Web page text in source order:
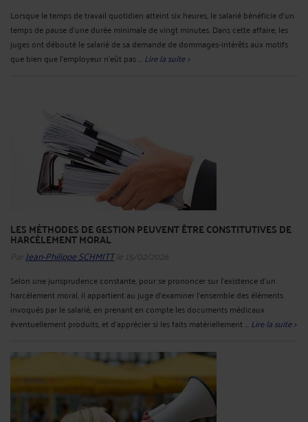
Lorsque le temps de travail quotidien atteint six heures, le salarié bénéficie d'un
temps de pause d'une durée minimale de vingt minutes. Dans cette affaire, les
juges ont débouté le salarié de sa demande de dommages-intérêts aux motifs
que bien que l'employeur n’eût pas ... Lire la suite >
LES MÉTHODES DE GESTION PEUVENT ÊTRE CONSTITUTIVES DE
HARCÈLEMENT MORAL
Par Jean-Philippe SCHMITTle 15/02/2026
Selon une jurisprudence constante, pour se prononcer sur l'existence d'un
harcèlement moral, il appartient au juge d'examiner l'ensemble des éléments
invoqués par le salarié, en prenant en compte les documents médicaux
éventuellement produits, et d'apprécier si les faits matériellement ... Lire la suite >